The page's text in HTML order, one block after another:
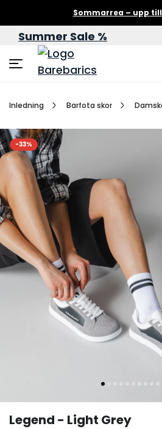
Sommarrea – upp till
Summer Sale %
Inledning Barfota skor
-33%
Legend - Light Grey